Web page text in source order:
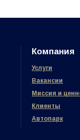
Компания
Услуги
Вакансии
Миссия и
Клиенты
Автопарк